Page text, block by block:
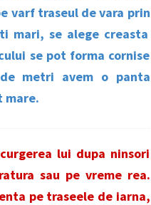
varf traseul de vara prin
mari, se alege creasta
se pot forma cornise
metri avem o panta
mare.
lui dupa ninsori
sau pe vreme rea.
pe traseele de iarna,